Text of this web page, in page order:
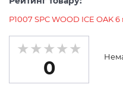
P1007 SPC WOOD ICE OAK
0